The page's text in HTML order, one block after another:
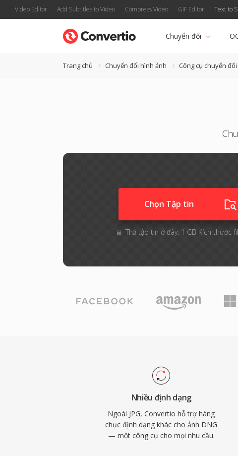
Video Editor Add Subtitles to Video Compress Video GIF Editor Text to
Chuyển đổi
Trang chủ Chuyển đổi hình ảnh Công cụ chuyển đổi
Chọn Tập tin
Thả tập tin ở đây. 1 GB Kích thước
Nhiều định dạng
Ngoài JPG, Convertio hỗ trợ hàng
chục định dạng khác cho ảnh DNG
— một công cụ cho mọi nhu cầu.